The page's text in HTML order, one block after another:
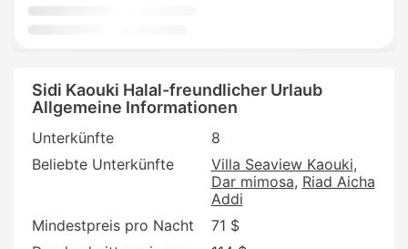
Sidi Kaouki Halal-freundlicher Urlaub
Allgemeine Informationen
Unterkünfte
8
Beliebte Unterkünfte
Villa Seaview Kaouki
Dar mimosa Riad Aicha
Addi
Mindestpreis pro Nacht
71 $